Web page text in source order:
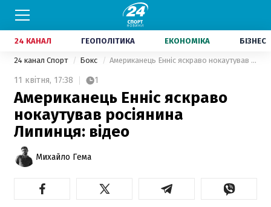
24 КАНАЛ ГЕОПОЛІТИКА ЕКОНОМІКА БІЗНЕС
24 канал Спорт Бокс Американець Енніс яскраво нокаутував росіянина Липинця: відео
11 квітня, 17:38 1
Американець Енніс яскраво
нокаутував росіянина
Липинця: відео
Михайло Гема